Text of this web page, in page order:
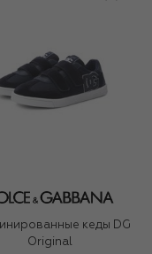
кеды DG
Original